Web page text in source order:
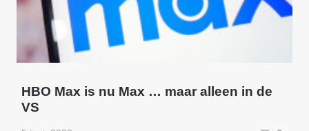
HBO Max is nu Max … maar alleen in de
VS